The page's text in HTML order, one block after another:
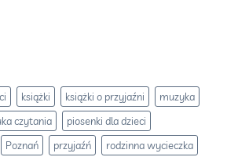
książki książki o przyjaźni
muzyka
czytania
piosenki dla dzieci
Poznań przyjaźń
rodzinna wycieczka